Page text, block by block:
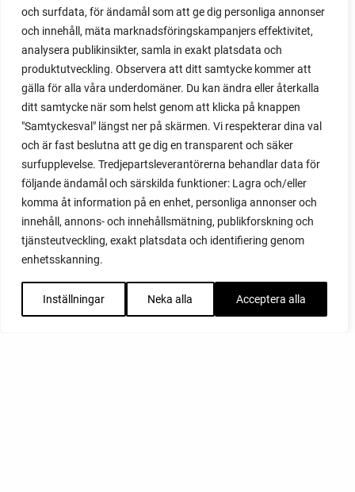
och surfdata, för ändamål som att ge dig personliga annonser
och innehåll, mäta marknadsföringskampanjers effektivitet,
analysera publikinsikter, samla in exakt platsdata och
produktutveckling. Observera att ditt samtycke kommer att
gälla för alla våra underdomäner. Du kan ändra eller återkalla
ditt samtycke när som helst genom att klicka på knappen
"Samtyckesval" längst ner på skärmen. Vi respekterar dina val
och är fast beslutna att ge dig en transparent och säker
surfupplevelse. Tredjepartsleverantörerna behandlar data för
följande ändamål och särskilda funktioner: Lagra och/eller
komma åt information på en enhet, personliga annonser och
innehåll, annons- och innehållsmätning, publikforskning och
tjänsteutveckling, exakt platsdata och identifiering genom
enhetsskanning.
Inställningar Neka alla Acceptera alla